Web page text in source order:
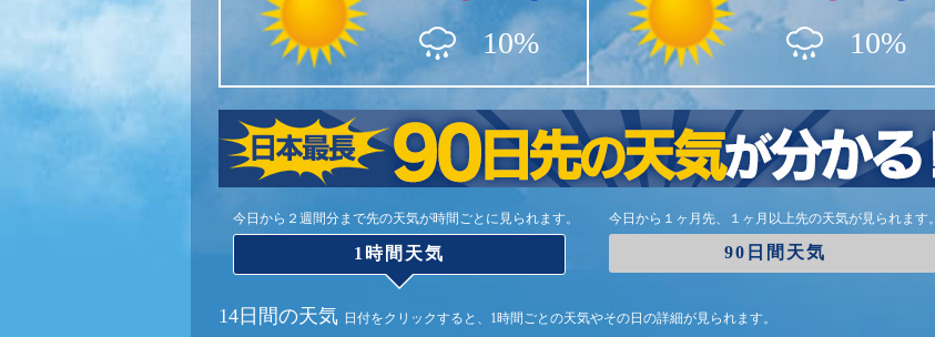
10%
10%
今日から２週間分まで先の天気が時間ごとに見られます。
1時間天気
今日から１ヶ月先、１ヶ月以上先の天気が見られます。
90日間天気
14日間の天気 日付をクリックすると、1時間ごとの天気やその日の詳細が見られます。